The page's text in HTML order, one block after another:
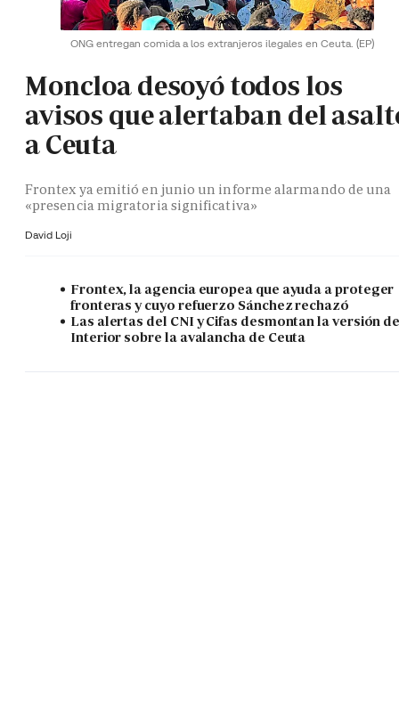
ONG entregan comida a los extranjeros ilegales en Ceuta. (EP)
Moncloa desoyó todos los
avisos que alertaban del
a Ceuta
Frontex ya emitió en junio un informe alarmando de una
«presencia migratoria significativa»
David Loji
Frontex, la agencia europea que ayuda a proteger
fronteras y cuyo refuerzo Sánchez rechazó
Las alertas del CNI y Cifas desmontan la versión
Interior sobre la avalancha de Ceuta